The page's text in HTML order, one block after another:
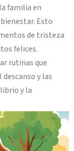
familia en
Esto
de tristeza
felices.
rutinas que
y las
y la